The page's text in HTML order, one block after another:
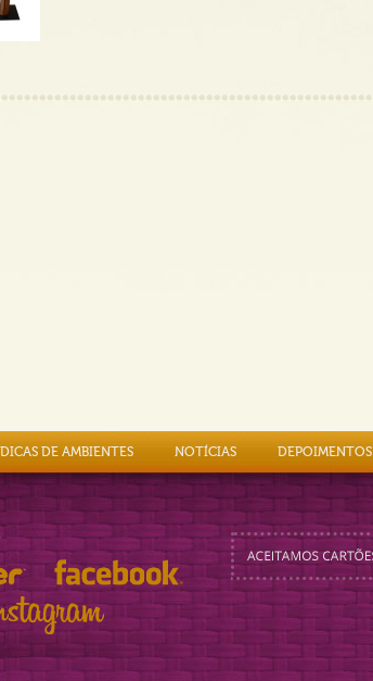
DICAS DE AMBIENTES NOTÍCIAS DEPOIMENTOS